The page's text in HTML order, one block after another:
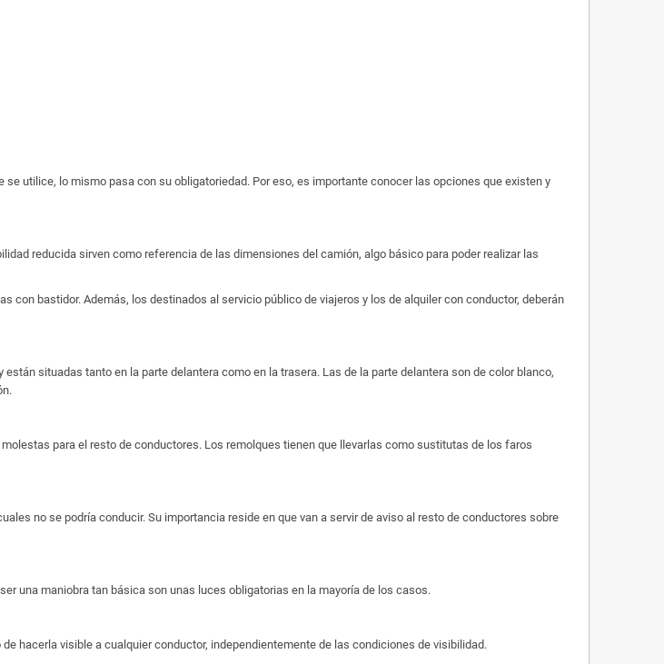
utilice, lo mismo pasa con su obligatoriedad. Por eso, es importante conocer las opciones que existen y
reducida sirven como referencia de las dimensiones del camión, algo básico para poder realizar las
con bastidor. Además, los destinados al servicio público de viajeros y los de alquiler con conductor, deberán
situadas tanto en la parte delantera como en la trasera. Las de la parte delantera son de color blanco,
para el resto de conductores. Los remolques tienen que llevarlas como sustitutas de los faros
no se podría conducir. Su importancia reside en que van a servir de aviso al resto de conductores sobre
una maniobra tan básica son unas luces obligatorias en la mayoría de los casos.
hacerla visible a cualquier conductor, independientemente de las condiciones de visibilidad.